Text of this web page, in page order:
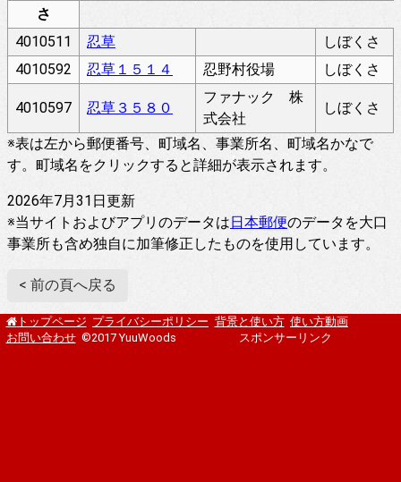
さ
4010511
忍草
しぼくさ
4010592
忍草１５１４ 忍野村役場 しぼくさ
4010597 忍草３５８０
ファナック 株
式会社
しぼくさ
※表は左から郵便番号、町域名、事業所名、町域名かなで
す。町域名をクリックすると詳細が表示されます。
2026年7月31日更新
※当サイトおよびアプリのデータは日本郵便のデータを大口
事業所も含め独自に加筆修正したものを使用しています。
< 前の頁へ戻る
トップページ プライバシーポリシー 背景と使い方 使い方動画
お問い合わせ ©2017 YuuWoods スポンサーリンク